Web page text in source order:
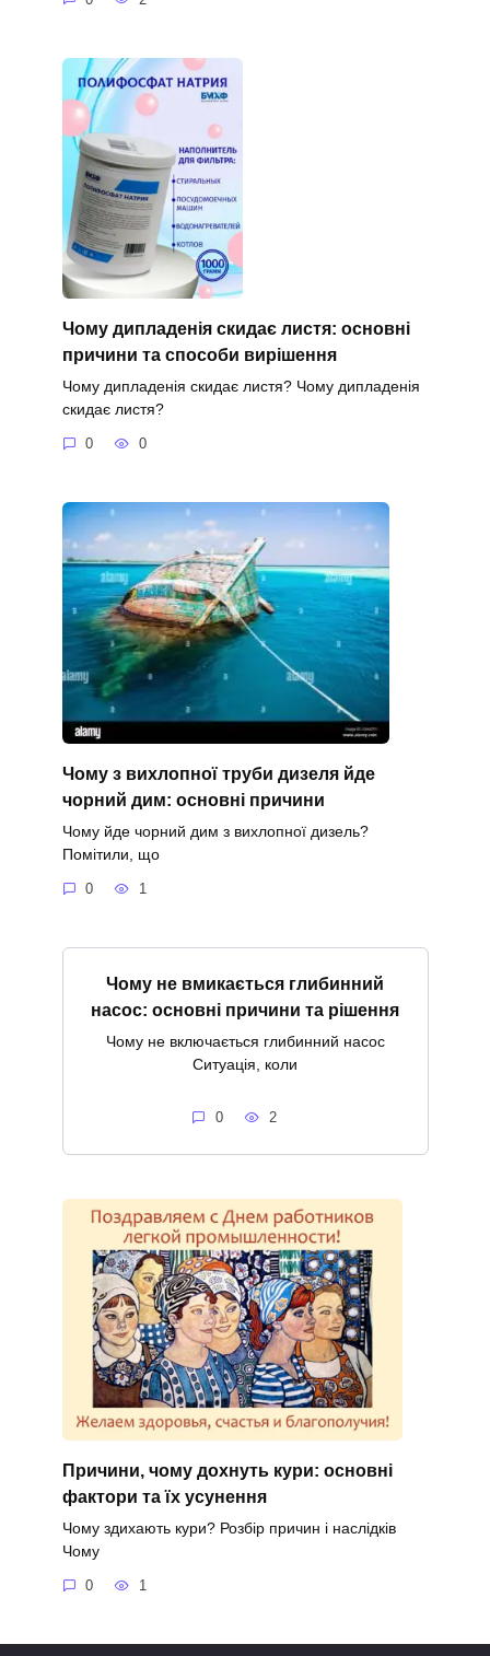
Чому дипладенія скидає листя: основні
причини та способи вирішення
Чому дипладенія скидає листя? Чому дипладенія
скидає листя?
0 0
Чому з вихлопної труби дизеля йде
чорний дим: основні причини
Чому йде чорний дим з вихлопної дизель?
Помітили, що
0 1
Чому не вмикається глибинний
насос: основні причини та рішення
Чому не включається глибинний насос
Ситуація, коли
0 2
Причини, чому дохнуть кури: основні
фактори та їх усунення
Чому здихають кури? Розбір причин і наслідків
Чому
0 1